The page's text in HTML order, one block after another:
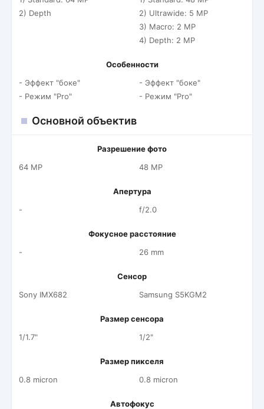
2) Depth
2) Ultrawide: 5 MP
3) Macro: 2 MP
4) Depth: 2 MP
Особенности
- Эффект "боке"
- Режим "Pro"
- Эффект "боке"
- Режим "Pro"
Основной объектив
Разрешение фото
64 MP
48 MP
Апертура
-
f/2.0
Фокусное расстояние
-
26 mm
Сенсор
Sony IMX682
Samsung S5KGM2
Размер сенсора
1/1.7"
1/2"
Размер пикселя
0.8 micron
0.8 micron
Автофокус